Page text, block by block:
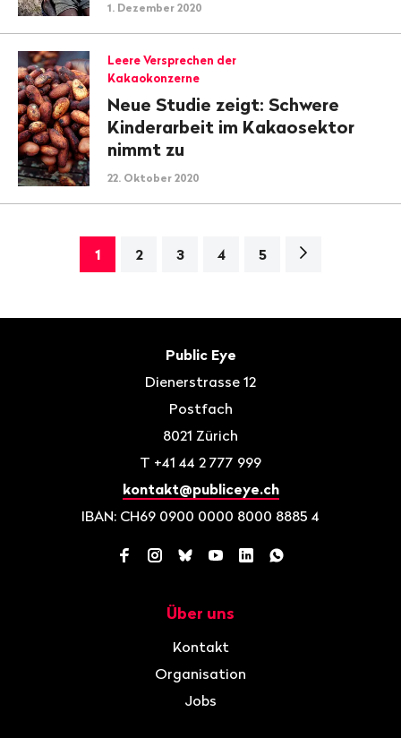
1. Dezember 2020
Leere Versprechen der
Kakaokonzerne
Neue Studie zeigt: Schwere
Kinderarbeit im Kakaosektor
nimmt zu
22. Oktober 2020
1 2 3 4 5
Nächste
Public Eye
Dienerstrasse 12
Postfach
8021 Zürich
T +41 44 2 777 999
kontakt@publiceye.ch
IBAN: CH69 0900 0000 8000 8885 4
Facebook
Instagram
BlueskyYouTube
LinkedInWhatsApp
Über uns
Kontakt
Organisation
Jobs